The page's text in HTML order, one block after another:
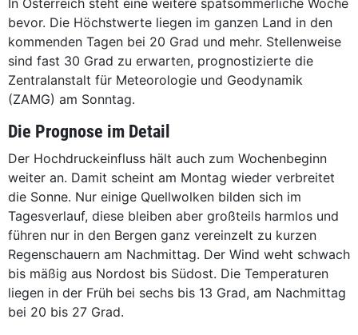
In Österreich steht eine weitere spätsommerliche Woche
bevor. Die Höchstwerte liegen im ganzen Land in den
kommenden Tagen bei 20 Grad und mehr. Stellenweise
sind fast 30 Grad zu erwarten, prognostizierte die
Zentralanstalt für Meteorologie und Geodynamik
(ZAMG) am Sonntag.
Die Prognose im Detail
Der Hochdruckeinfluss hält auch zum Wochenbeginn
weiter an. Damit scheint am Montag wieder verbreitet
die Sonne. Nur einige Quellwolken bilden sich im
Tagesverlauf, diese bleiben aber großteils harmlos und
führen nur in den Bergen ganz vereinzelt zu kurzen
Regenschauern am Nachmittag. Der Wind weht schwach
bis mäßig aus Nordost bis Südost. Die Temperaturen
liegen in der Früh bei sechs bis 13 Grad, am Nachmittag
bei 20 bis 27 Grad.